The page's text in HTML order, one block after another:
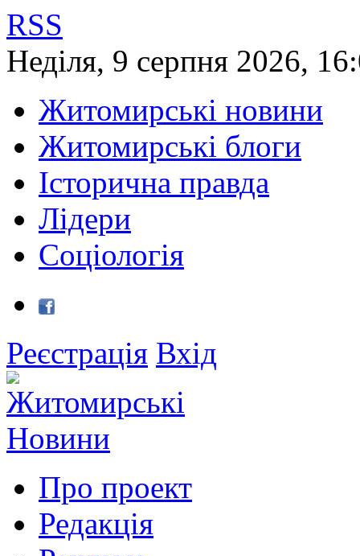
RSS
Неділя, 9 серпня 2026,
Житомирські новини
Житомирські блоги
Історична правда
Лідери
Соціологія
Реєстрація Вхід
Про проект
Редакція